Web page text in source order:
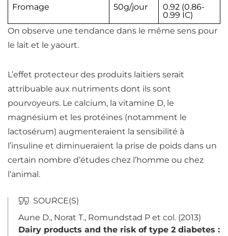
Fromage 50g/jour
0.92 (0.86-
0.99 IC)
On observe une tendance dans le même sens pour
le lait et le yaourt.
L’effet protecteur des produits laitiers serait
attribuable aux nutriments dont ils sont
pourvoyeurs. Le calcium, la vitamine D, le
magnésium et les protéines (notamment le
lactosérum) augmenteraient la sensibilité à
l’insuline et diminueraient la prise de poids dans un
certain nombre d’études chez l’homme ou chez
l’animal.
Aune D., Norat T., Romundstad P et col. (2013)
Dairy products and the risk of type 2 diabetes :